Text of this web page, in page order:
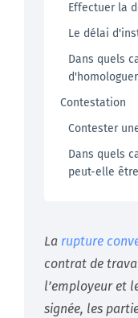
Effectuer la
Le délai
Dans quels
Contestation
Contester
Dans quels
peut-elle
La rupture
contrat de
l’employeur et
signée, les